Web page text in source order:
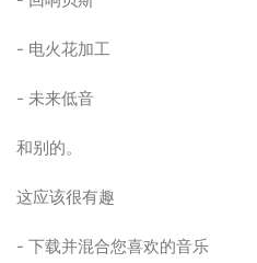
- 电火花加工
- 未来低音
和别的。
这应该很有趣
- 下载并混合您喜欢的音乐